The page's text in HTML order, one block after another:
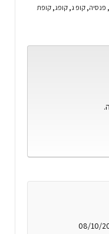
, פנסיה, קופ ג, קופג, קופת
08/10/